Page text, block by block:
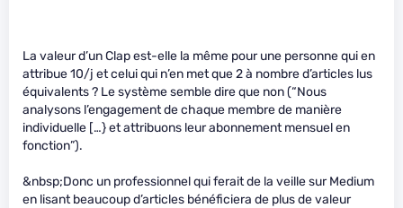
La valeur d’un Clap est-elle la même pour une personne qui en
attribue 10/j et celui qui n’en met que 2 à nombre d’articles lus
équivalents ? Le système semble dire que non (“Nous
analysons l’engagement de chaque membre de manière
individuelle […} et attribuons leur abonnement mensuel en
fonction”).
&nbsp;Donc un professionnel qui ferait de la veille sur Medium
en lisant beaucoup d’articles bénéficiera de plus de valeur